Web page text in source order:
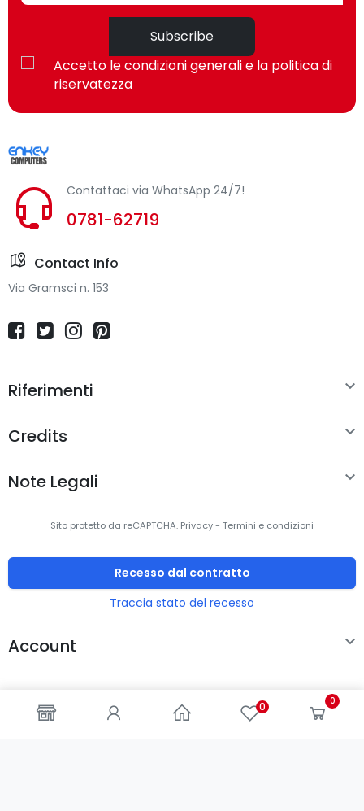
0 0
Subscribe
Accetto le condizioni generali e la politica di
riservatezza
Contattaci via WhatsApp 24/7!
0781-62719
Contact Info
Via Gramsci n. 153
Riferimenti 
Credits 
Note Legali 
Sito protetto da reCAPTCHA. Privacy- Termini e condizioni
Recesso dal contratto
Traccia stato del recesso
Account 